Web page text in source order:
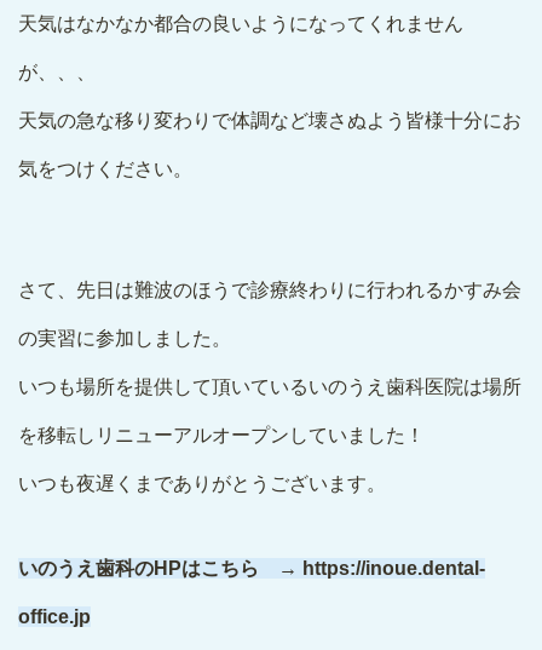
天気はなかなか都合の良いようになってくれません
が、、、
天気の急な移り変わりで体調など壊さぬよう皆様十分にお
気をつけください。
さて、先日は難波のほうで診療終わりに行われるかすみ会
の実習に参加しました。
いつも場所を提供して頂いているいのうえ歯科医院は場所
を移転しリニューアルオープンしていました！
いつも夜遅くまでありがとうございます。
いのうえ歯科のHPはこちら → https://inoue.dental-
office.jp